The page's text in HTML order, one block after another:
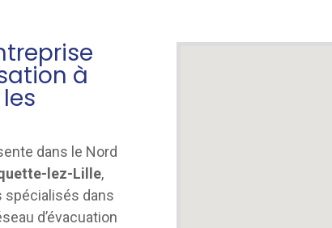
à
dans le Nord
lez-Lille,
spécialisés dans
d’évacuation